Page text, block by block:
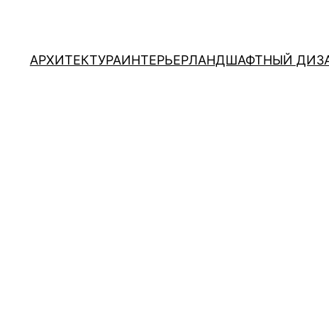
АРХИТЕКТУРАИНТЕРЬЕРЛАНДШАФТНЫЙ